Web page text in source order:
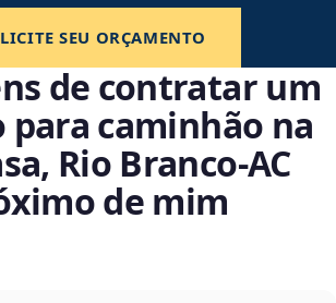
SEU ORÇAMENTO
de contratar um
para caminhão na
Rio Branco‑AC
de mim